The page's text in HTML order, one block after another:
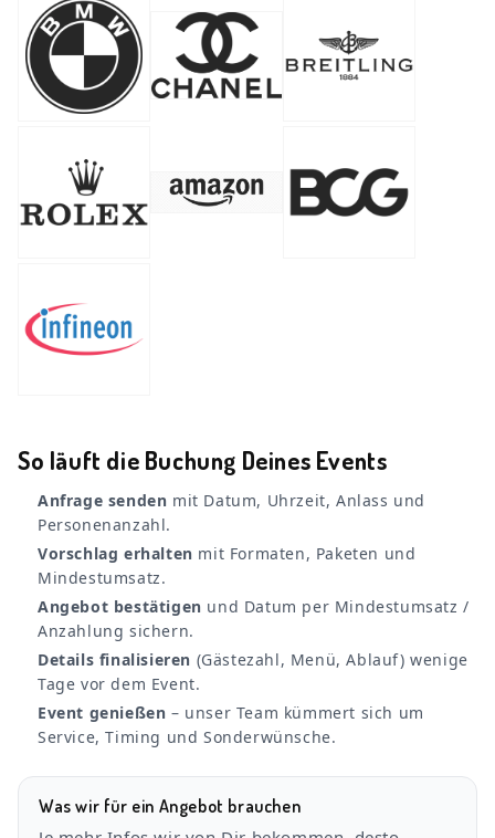
So läuft die Buchung Deines Events
Anfrage senden mit Datum, Uhrzeit, Anlass und
Personenanzahl.
Vorschlag erhalten mit Formaten, Paketen und
Mindestumsatz.
Angebot bestätigen und Datum per Mindestumsatz /
Anzahlung sichern.
Details finalisieren (Gästezahl, Menü, Ablauf) wenige
Tage vor dem Event.
Event genießen – unser Team kümmert sich um
Service, Timing und Sonderwünsche.
Was wir für ein Angebot brauchen